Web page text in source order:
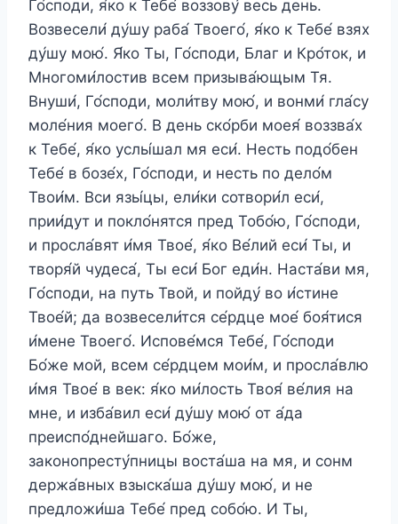
Го́споди, я́ко к Тебе́ воззову́ весь день.
Возвесели́ ду́шу раба́ Твоего́, я́ко к Тебе́ взях
ду́шу мою́. Я́ко Ты, Го́споди, Благ и Кро́ток, и
Многоми́лостив всем призыва́ющым Тя.
Внуши́, Го́споди, моли́тву мою́, и вонми́ гла́су
моле́ния моего́. В день ско́рби моея́ воззва́х
к Тебе́, я́ко услы́шал мя еси́. Несть подо́бен
Тебе́ в бозе́х, Го́споди, и несть по дело́м
Твои́м. Вси язы́цы, ели́ки сотвори́л еси́,
прии́дут и покло́нятся пред Тобо́ю, Го́споди,
и просла́вят и́мя Твое́, я́ко Ве́лий еси́ Ты, и
творя́й чудеса́, Ты еси́ Бог еди́н. Наста́ви мя,
Го́споди, на путь Твой, и пойду́ во и́стине
Твое́й; да возвесели́тся се́рдце мое́ боя́тися
и́мене Твоего́. Испове́мся Тебе́, Го́споди
Бо́же мой, всем се́рдцем мои́м, и просла́влю
и́мя Твое́ в век: я́ко ми́лость Твоя́ ве́лия на
мне, и изба́вил еси́ ду́шу мою́ от а́да
преиспо́днейшаго. Бо́же,
законопресту́пницы воста́ша на мя, и сонм
держа́вных взыска́ша ду́шу мою́, и не
предложи́ша Тебе́ пред собо́ю. И Ты,